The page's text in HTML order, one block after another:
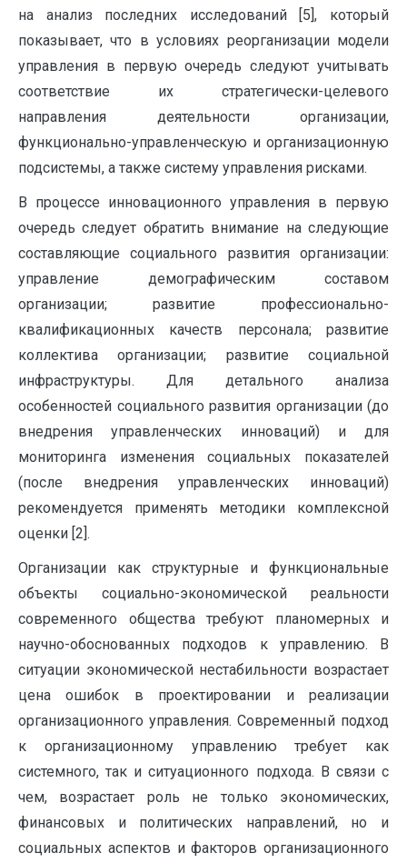
на анализ последних исследований [5], который
показывает, что в условиях реорганизации модели
управления в первую очередь следуют учитывать
соответствие их стратегически-целевого
направления деятельности организации,
функционально-управленческую и организационную
подсистемы, а также систему управления рисками.
В процессе инновационного управления в первую
очередь следует обратить внимание на следующие
составляющие социального развития организации:
управление демографическим составом
организации; развитие профессионально-
квалификационных качеств персонала; развитие
коллектива организации; развитие социальной
инфраструктуры. Для детального анализа
особенностей социального развития организации (до
внедрения управленческих инноваций) и для
мониторинга изменения социальных показателей
(после внедрения управленческих инноваций)
рекомендуется применять методики комплексной
оценки [2].
Организации как структурные и функциональные
объекты социально-экономической реальности
современного общества требуют планомерных и
научно-обоснованных подходов к управлению. В
ситуации экономической нестабильности возрастает
цена ошибок в проектировании и реализации
организационного управления. Современный подход
к организационному управлению требует как
системного, так и ситуационного подхода. В связи с
чем, возрастает роль не только экономических,
финансовых и политических направлений, но и
социальных аспектов и факторов организационного